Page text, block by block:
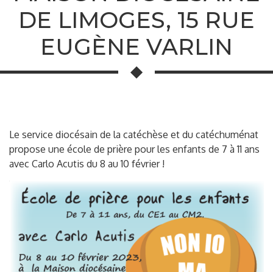
DE LIMOGES, 15 RUE
EUGÈNE VARLIN
Le service diocésain de la catéchèse et du catéchuménat
propose une école de prière pour les enfants de 7 à 11 ans
avec Carlo Acutis du 8 au 10 février !